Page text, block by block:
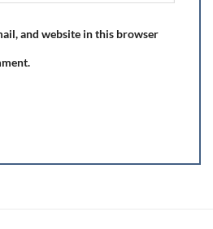
and website in this browser